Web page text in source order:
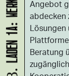
Angebot
abdecken
Lösungen
Beratung